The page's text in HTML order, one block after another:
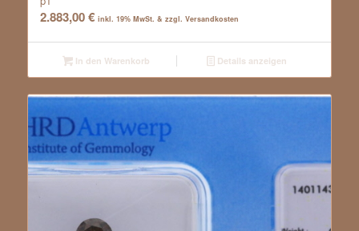
2.883,00€ inkl. 19% MwSt. & zzgl. Versandkosten
In den Warenkorb Details anzeigen